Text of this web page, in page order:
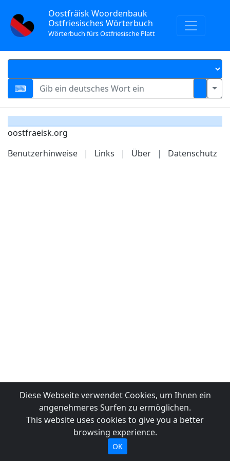
Oostfräisk Woordenbauk
Ostfriesisches Wörterbuch
Wörterbuch fürs Ostfriesische Platt
oostfraeisk.org
Benutzerhinweise
| Links | Über | Datenschutz
Diese Webseite verwendet Cookies, um Ihnen ein
angenehmeres Surfen zu ermöglichen.
This website uses cookies to give you a better
browsing experience.
OK